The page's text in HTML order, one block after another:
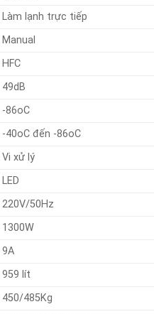
Làm lạnh trực tiếp
Manual
HFC
49dB
-86oC
-40oC đến -86oC
Vi xử lý
LED
220V/50Hz
1300W
9A
959 lít
450/485Kg